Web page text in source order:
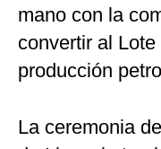
mano con la
convertir al
producción
La ceremonia